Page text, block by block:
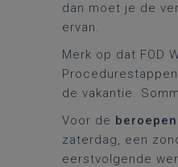
dan moet je de
ervan.
Merk op dat FOD
de vakantie.
Voor de
zaterdag, een
eerstvolgende